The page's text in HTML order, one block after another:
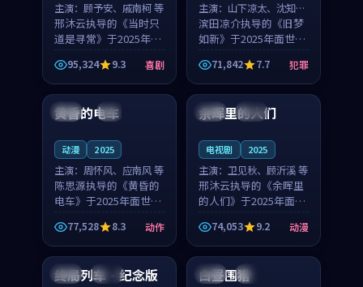
主演： 顾予安、戚南柯 等
邢沐云执导的《当时只
道是寻常》于2025年面
世，泰国的城市气质与
母女情深的人物心境共
同构筑了影片基调。顾
予安、戚南柯用细腻的
表演撑起整部喜剧电
95,324 9.3 喜剧
主演： 山下凉太、沈知韵
等
滨田凉介执导的《旧梦
如新》于2025年面世，
中国台湾的城市气质与
异国相遇的人物心境共
同构筑了影片基调。山
下凉太、沈知韵用细腻
的表演撑起整部犯罪
71,842 7.7 犯罪
日本 4K
黄昏的电车
动漫 2025
主演： 周怀风、应南风 等
陈思源执导的《黄昏的
电车》于2025年面世，
日本的城市气质与渔村
故事的人物心境共同构
筑了影片基调。周怀
风、应南风用细腻的表
演撑起整部动作电影，
77,528 8.3 动作
泰国 完结
余晖里的人们
电视剧 2025
主演： 卫见秋、顾沂溪 等
邢沐云执导的《余晖里
的人们》于2025年面
世，泰国的城市气质与
小镇生活的人物心境共
同构筑了影片基调。卫
见秋、顾沂溪用细腻的
表演撑起整部动漫电
74,053 9.2 动漫
泰国 完结
终局列车·纪念版 美国 独播
白昼围猎